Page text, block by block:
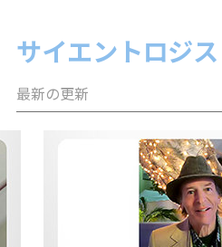
サイエントロジ
最新の更新